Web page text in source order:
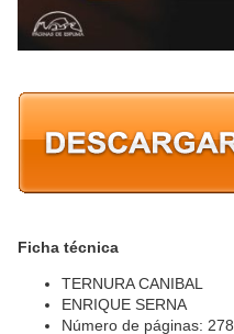
Ficha técnica
TERNURA CANIBAL
ENRIQUE SERNA
Número de páginas: 278